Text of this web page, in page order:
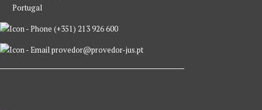
Portugal
(+351) 213 926 600
provedor@provedor-jus.pt